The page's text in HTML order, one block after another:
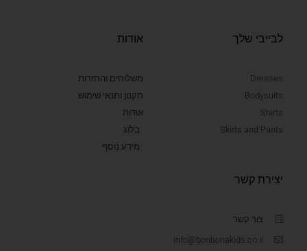
לבייבי שלך
Dresses
Bodysuits
Shirts
Skirts and Pants
אודות
משלוחים והחזרות
תקנון ותנאי שימוש
אודות
בלוג
מידע נוסף
יצירת קשר
צור קשר
info@bonbonakids.co.il